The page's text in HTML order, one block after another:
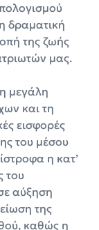
δραματική
της ζωής
μας.
μεγάλη
και τη
εισφορές
του μέσου
η κατ’
του
αύξηση
της
καθώς η